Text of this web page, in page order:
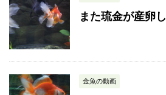
また琉金が産卵
金魚の動画